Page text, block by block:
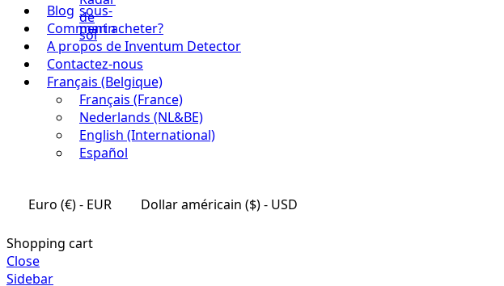
Blog
Comment acheter?
A propos de Inventum Detector
Contactez-nous
Français (Belgique)
Français (France)
Nederlands (NL&BE)
English (International)
Español
Euro (€) - EUR Dollar américain ($) - USD
Shopping cart
Close
Sidebar